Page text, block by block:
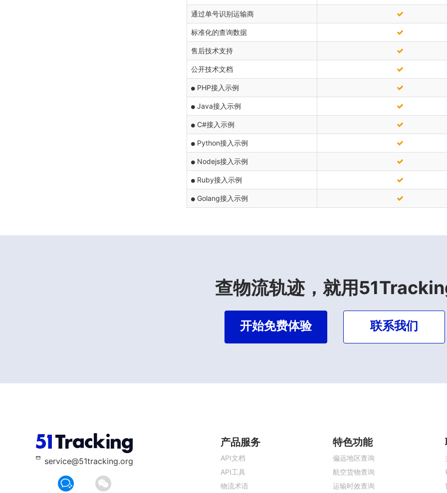
通过单号识别运输商
标准化的查询数据
售后技术支持
公开技术文档
PHP接入示例
Java接入示例
C#接入示例
Python接入示例
Nodejs接入示例
Ruby接入示例
Golang接入示例
查物流轨迹，就用
开始免费体验 联系我们
service@51tracking.org
产品服务
API文档
API工具
物流术语
特色功能
偏远地区查询
航空货物查询
运输时效查询